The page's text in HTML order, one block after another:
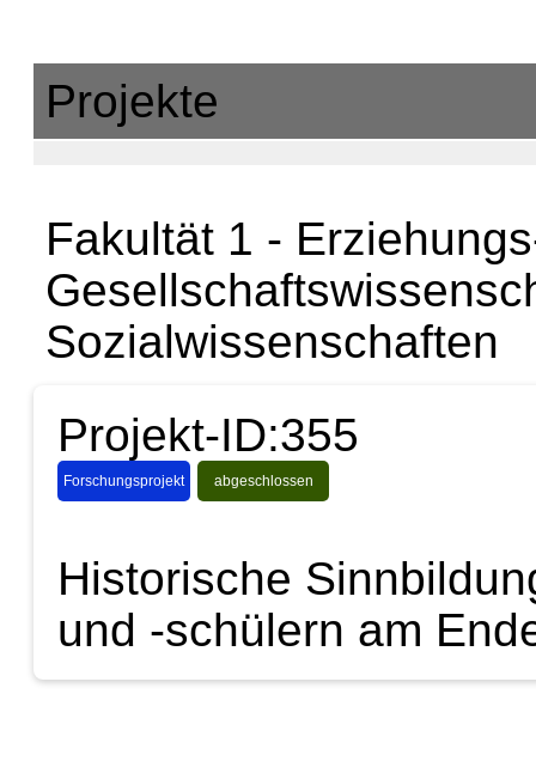
Projekte
Fakultät 1 -
Sozialwissenschaften
Projekt-ID:355
Forschungsprojekt abgeschlossen
Historische
und -schülern am